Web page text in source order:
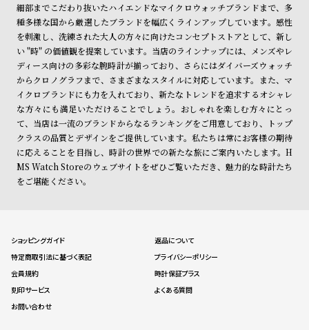
細部までこだわり抜いたハイエンドなマイクロウォッチブランドまで、多
種多様な国から厳選したブランドを幅広くラインアップしています。感性
を刺激し、洗練された大人の方々に向けたコンセプトストアとして、新し
い "時" の価値観を提案しています。当店のラインナップには、メンズやレ
ディース向けの多彩な腕時計が揃っており、さらにはダイバーズウォッチ
からクロノグラフまで、さまざまなスタイルに対応しています。また、マ
イクロブランドにも力を入れており、新たなトレンドを追求するオシャレ
な方々にも満足いただけることでしょう。おしゃれを楽しむ方々にとっ
て、当店は一流のブランドからなるランキングをご用意しており、トップ
クラスの品質とデザインをご提供しています。私たちは常にお客様の期待
に応えることを目指し、時計の世界での新たな旅にご案内いたします。H
MS Watch Storeのウェブサイトをぜひご覧いただき、魅力的な時計たち
をご堪能ください。
ショッピングガイド
返品について
特定商取引法に基づく表記
プライバシーポリシー
会員規約
時計保証プラス
刻印サービス
よくある質問
お問い合わせ